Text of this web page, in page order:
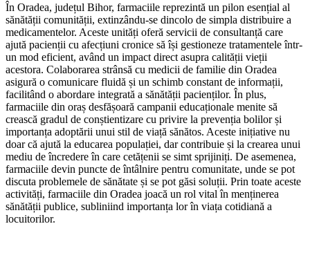
În Oradea, județul Bihor, farmaciile reprezintă un pilon esențial al
sănătății comunității, extinzându-se dincolo de simpla distribuire a
medicamentelor. Aceste unități oferă servicii de consultanță care
ajută pacienții cu afecțiuni cronice să își gestioneze tratamentele într-
un mod eficient, având un impact direct asupra calității vieții
acestora. Colaborarea strânsă cu medicii de familie din Oradea
asigură o comunicare fluidă și un schimb constant de informații,
facilitând o abordare integrată a sănătății pacienților. În plus,
farmaciile din oraș desfășoară campanii educaționale menite să
crească gradul de conștientizare cu privire la prevenția bolilor și
importanța adoptării unui stil de viață sănătos. Aceste inițiative nu
doar că ajută la educarea populației, dar contribuie și la crearea unui
mediu de încredere în care cetățenii se simt sprijiniți. De asemenea,
farmaciile devin puncte de întâlnire pentru comunitate, unde se pot
discuta problemele de sănătate și se pot găsi soluții. Prin toate aceste
activități, farmaciile din Oradea joacă un rol vital în menținerea
sănătății publice, subliniind importanța lor în viața cotidiană a
locuitorilor.